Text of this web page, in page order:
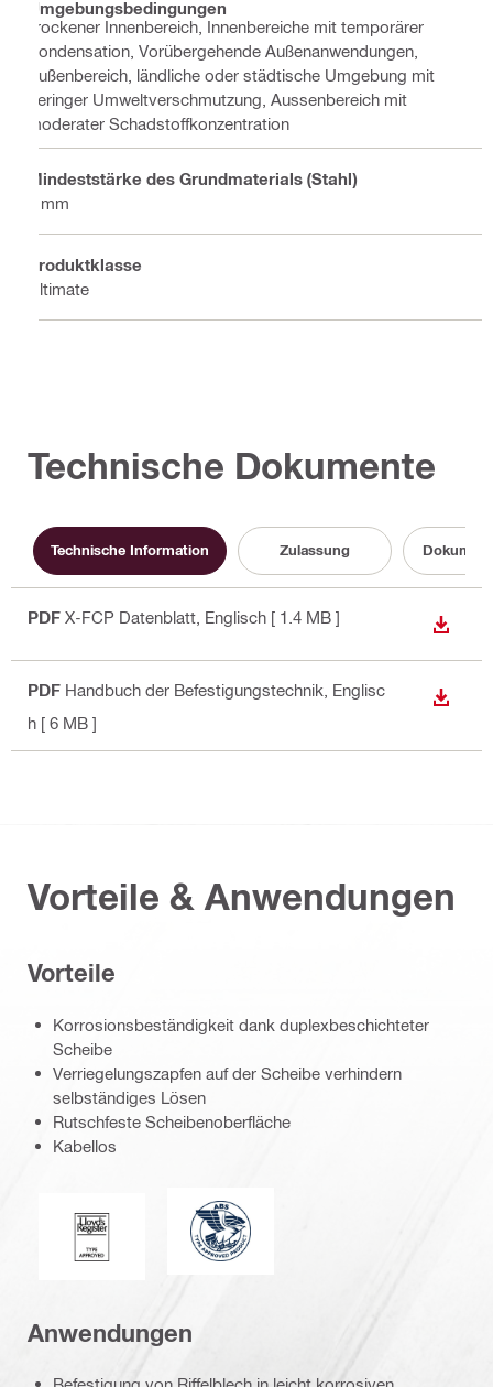
Umgebungsbedingungen
Trockener Innenbereich, Innenbereiche mit temporärer
Kondensation, Vorübergehende Außenanwendungen,
Außenbereich, ländliche oder städtische Umgebung mit
geringer Umweltverschmutzung, Aussenbereich mit
moderater Schadstoffkonzentration
Mindeststärke des Grundmaterials (Stahl)
6 mm
Produktklasse
Ultimate
Technische Dokumente
Technische Information Zulassung
PDF X-FCP Datenblatt , Englisch [ 1.4 MB ]
PDF Handbuch der Befestigungstechnik , Englisc
h [ 6 MB ]
Vorteile & Anwendungen
Vorteile
Korrosionsbeständigkeit dank duplexbeschichteter
Scheibe
Verriegelungszapfen auf der Scheibe verhindern
selbständiges Lösen
Rutschfeste Scheibenoberfläche
Kabellos
Lloyd's Register American Bureau of Shipping
Anwendungen